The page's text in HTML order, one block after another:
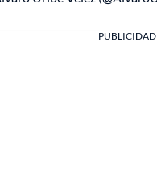
PUBLICIDAD